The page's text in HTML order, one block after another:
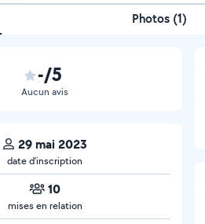
Photos (1)
-/5
Aucun avis
29 mai 2023
date d’inscription
10
mises en relation